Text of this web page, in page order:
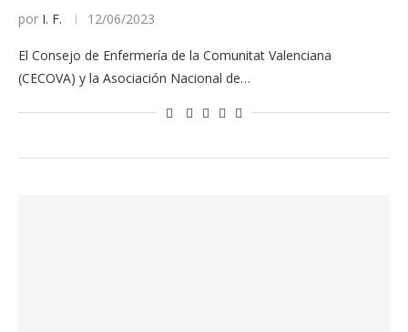
por I. F. 12/06/2023
El Consejo de Enfermería de la Comunitat Valenciana
(CECOVA) y la Asociación Nacional de…